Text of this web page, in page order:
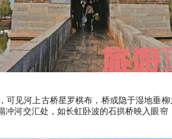
可见河上古桥星罗棋布，桥或隐于湿地垂
冲河交汇处，如长虹卧波的石拱桥映入眼帘